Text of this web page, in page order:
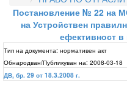
Постановление № 22 на
на Устройствен
ефективност в
Тип на документа: нормативен акт
Обнародван/Публикуван на: 2008-03-18
ДВ, бр. 29 от 18.3.2008 г.